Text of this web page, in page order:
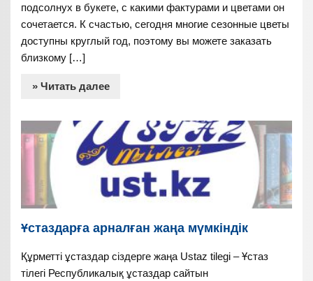
подсолнух в букете, с какими фактурами и цветами он
сочетается. К счастью, сегодня многие сезонные цветы
доступны круглый год, поэтому вы можете заказать
близкому […]
» Читать далее
Ұстаздарға арналған жаңа мүмкіндік
Құрметті ұстаздар сіздерге жаңа Ustaz tilegi – Ұстаз
тілегі Республикалық ұстаздар сайтын